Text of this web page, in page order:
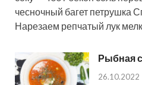
чесночный багет петрушка
Нарезаем репчатый лук
Рыбная
26.10.2022